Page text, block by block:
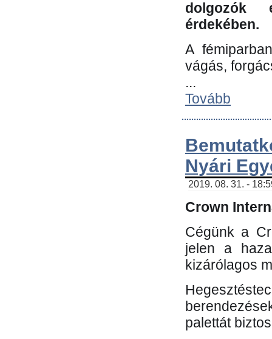
dolgozók
érdekében.
A
vágás,
...
Tovább
Nyári
2019. 08. 31. -
Crown
Cégünk a
jelen a
kizárólagos
palettát